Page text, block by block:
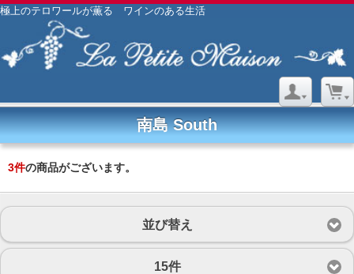
極上のテロワールが薫る ワインのある生活
南島 South
3件の商品がございます。
並び替え
15件